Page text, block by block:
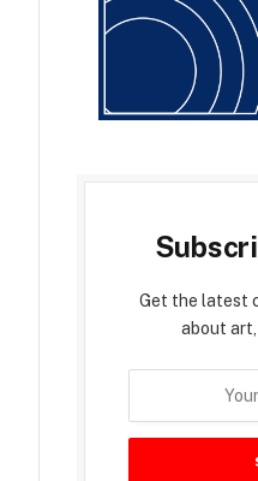
Get the latest
about art,